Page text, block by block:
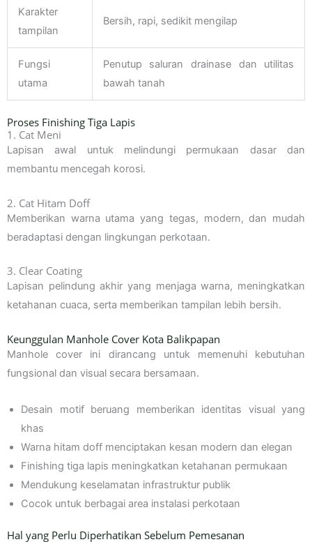
Karakter
tampilan
Bersih, rapi, sedikit mengilap
Fungsi
utama
Penutup saluran drainase dan utilitas
bawah tanah
Proses Finishing Tiga Lapis
1. Cat Meni
Lapisan awal untuk melindungi permukaan dasar dan
membantu mencegah korosi.
2. Cat Hitam Doff
Memberikan warna utama yang tegas, modern, dan mudah
beradaptasi dengan lingkungan perkotaan.
3. Clear Coating
Lapisan pelindung akhir yang menjaga warna, meningkatkan
ketahanan cuaca, serta memberikan tampilan lebih bersih.
Keunggulan Manhole Cover Kota Balikpapan
Manhole cover ini dirancang untuk memenuhi kebutuhan
fungsional dan visual secara bersamaan.
Desain motif beruang memberikan identitas visual yang
khas
Warna hitam doff menciptakan kesan modern dan elegan
Finishing tiga lapis meningkatkan ketahanan permukaan
Mendukung keselamatan infrastruktur publik
Cocok untuk berbagai area instalasi perkotaan
Hal yang Perlu Diperhatikan Sebelum Pemesanan